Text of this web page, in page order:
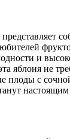
и
яблоня не
плоды с